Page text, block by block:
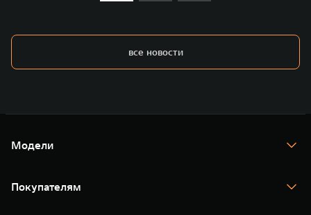
все новости
Модели
TANK 400
TANK 500
Покупателям